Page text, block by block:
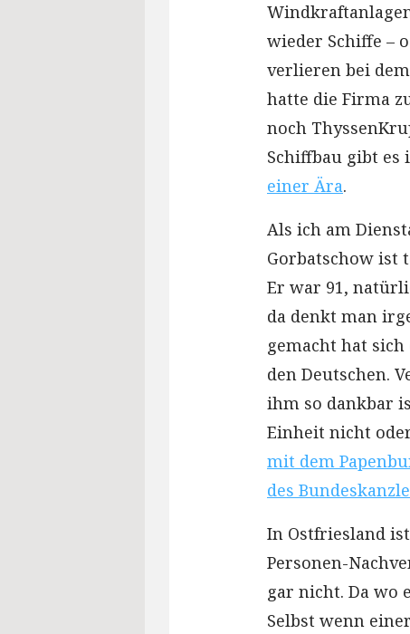
wieder Schiffe –
verlieren bei
hatte die Firma
noch
Schiffbau gibt es
einer Ära.
Als ich am
Gorbatschow ist
Er war 91,
da denkt man
gemacht hat
den Deutschen.
ihm so dankbar
Einheit nicht
mit dem
des
In Ostfriesland
Personen-
gar nicht. Da wo
Selbst wenn